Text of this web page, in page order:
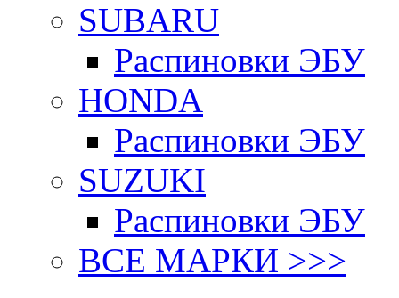
SUBARU
Распиновки ЭБУ
HONDA
Распиновки ЭБУ
SUZUKI
Распиновки ЭБУ
ВСЕ МАРКИ >>>